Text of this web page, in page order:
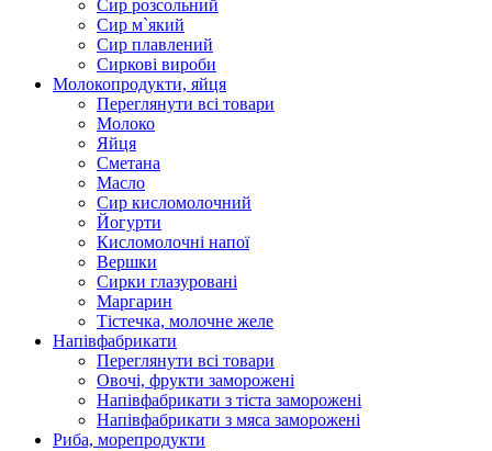
Сир розсольний
Сир м`який
Сир плавлений
Сиркові вироби
Молокопродукти, яйця
Переглянути всі товари
Молоко
Яйця
Сметана
Масло
Сир кисломолочний
Йогурти
Кисломолочні напої
Вершки
Сирки глазуровані
Маргарин
Тістечка, молочне желе
Напівфабрикати
Переглянути всі товари
Овочі, фрукти заморожені
Напівфабрикати з тіста заморожені
Напівфабрикати з мяса заморожені
Риба, морепродукти